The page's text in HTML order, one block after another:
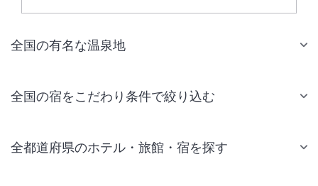
全国の有名な温泉地
全国の宿をこだわり条件で絞り込む
全都道府県のホテル・旅館・宿を探す